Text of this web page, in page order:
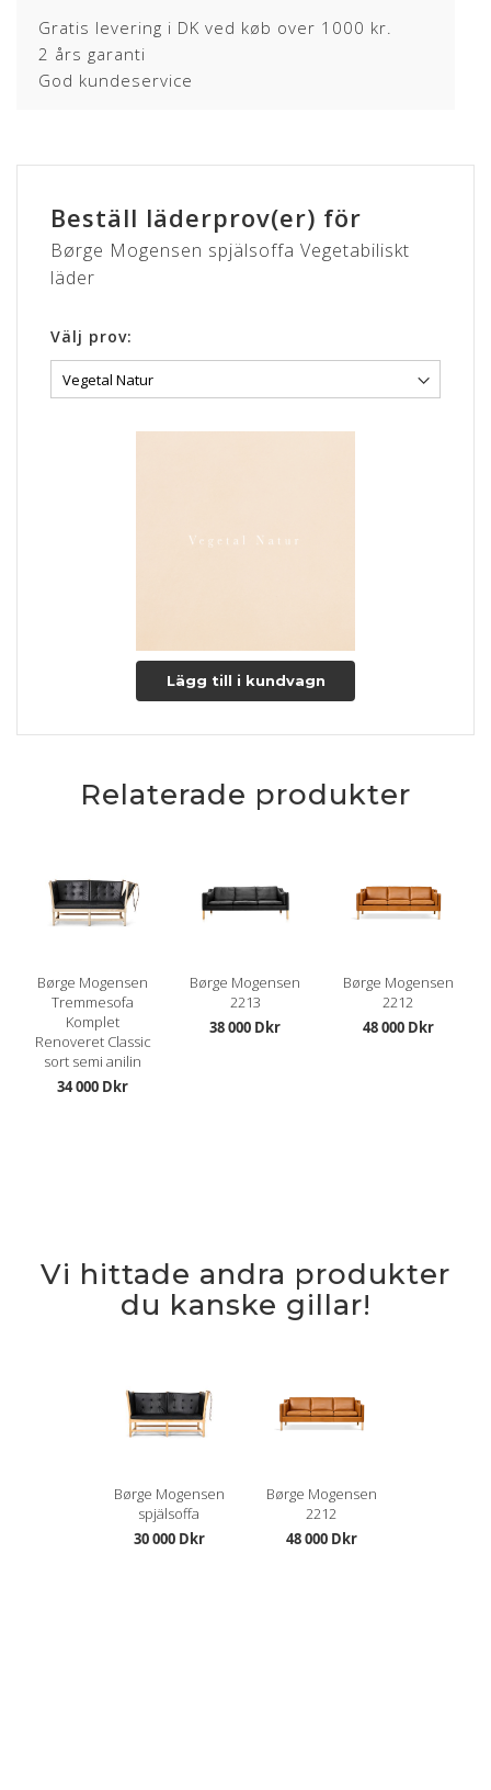
Gratis levering i DK ved køb over 1000 kr.
2 års garanti
God kundeservice
Beställ läderprov(er) för
Børge Mogensen spjälsoffa Vegetabiliskt
läder
Välj prov:
Lägg till i kundvagn
Relaterade produkter
Børge Mogensen
Tremmesofa
Komplet
Renoveret Classic
sort semi anilin
34 000 Dkr
Børge Mogensen
2213
38 000 Dkr
Børge Mogensen
2212
48 000 Dkr
Vi hittade andra produkter
du kanske gillar!
Børge Mogensen
spjälsoffa
30 000 Dkr
Børge Mogensen
2212
48 000 Dkr